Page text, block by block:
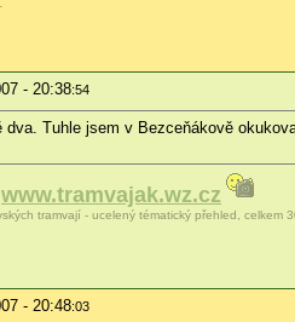
- 20:38:54
dva. Tuhle jsem v Bezceňákově
www.tramvajak.wz.cz
tramvají - ucelený tématický přehled, celkem
- 20:48:03